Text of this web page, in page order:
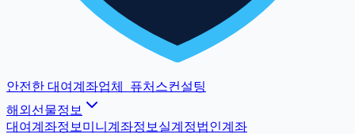
안전한 대여계좌업체
퓨처스컨설팅
해외선물정보
대여계좌정보 미니계좌정보 실계정법인계좌